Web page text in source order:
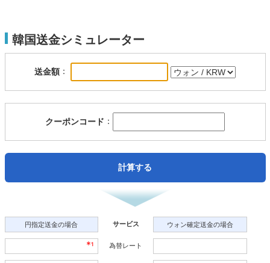
韓国送金シミュレーター
送金額：
クーポンコード ：
計算する
円指定送金の場合 サービス ウォン確定送金の場合
為替レート